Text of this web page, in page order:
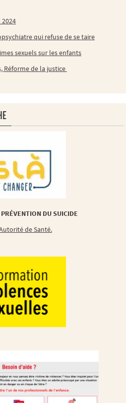
2024
qui refuse de se taire
sexuels sur les enfants
Réforme de la justice
DU SUICIDE
de Santé.